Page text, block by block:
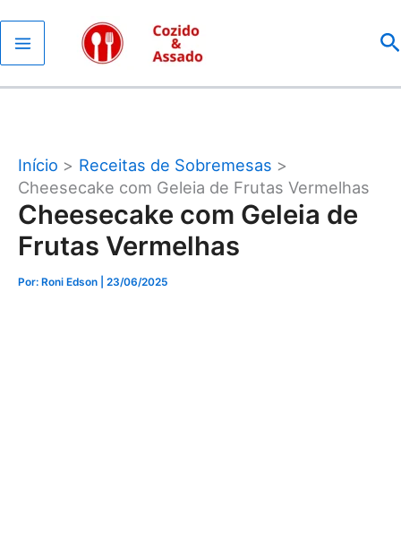
para
o
conteúdo
Início
Receitas de Sobremesas
Cheesecake com Geleia de Frutas Vermelhas
Cheesecake com Geleia de
Frutas Vermelhas
Por: Roni Edson | 23/06/2025